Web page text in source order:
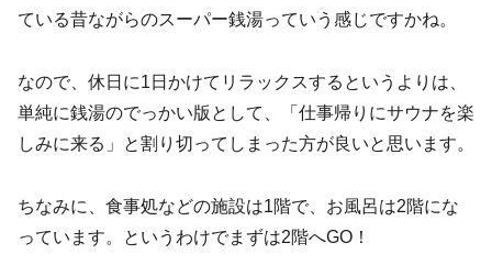
ている昔ながらのスーパー銭湯っていう感じですかね。
なので、休日に1日かけてリラックスするというよりは、
単純に銭湯のでっかい版として、「仕事帰りにサウナを楽
しみに来る」と割り切ってしまった方が良いと思います。
ちなみに、食事処などの施設は1階で、お風呂は2階にな
っています。というわけでまずは2階へGO！